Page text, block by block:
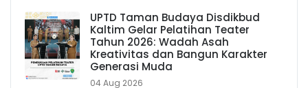
UPTD Taman Budaya Disdikbud
Kaltim Gelar Pelatihan Teater
Tahun 2026: Wadah Asah
Kreativitas dan Bangun Karakter
Generasi Muda
04 Aug 2026